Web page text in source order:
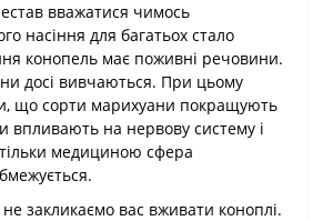
вважатися чимось
насіння для багатьох стало
конопель має поживні речовини.
досі вивчаються. При цьому
що сорти марихуани покращують
впливають на нервову систему і
медициною сфера
закликаємо вас вживати коноплі.